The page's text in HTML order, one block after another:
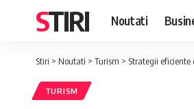
STIRI Noutati
Stiri > Noutati > Turism > Strategii
TURISM